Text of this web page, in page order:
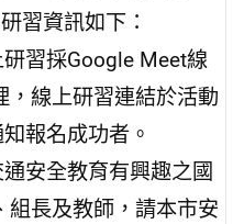
習資訊如下：
習採Google Meet線
，線上研習連結於活動
報名成功者。
安全教育有興趣之國
組長及教師，請本市安